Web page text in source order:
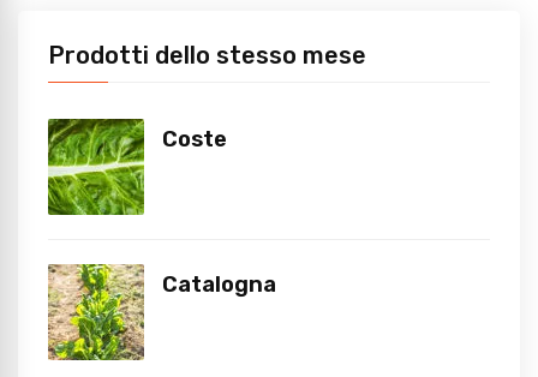
Prodotti dello stesso mese
Coste
Catalogna